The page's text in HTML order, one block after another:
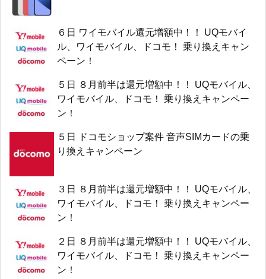
６日 ワイモバイル還元増額中！！ UQモバイ
ル、ワイモバイル、ドコモ！ 乗り換えキャン
ペーン！
５日 ８月前半は還元増額中！！ UQモバイル、
ワイモバイル、ドコモ！ 乗り換えキャンペー
ン！
５日 ドコモショップ案件 音声SIMカードの乗
り換えキャンペーン
３日 ８月前半は還元増額中！！ UQモバイル、
ワイモバイル、ドコモ！ 乗り換えキャンペー
ン！
２日 ８月前半は還元増額中！！ UQモバイル、
ワイモバイル、ドコモ！ 乗り換えキャンペー
ン！